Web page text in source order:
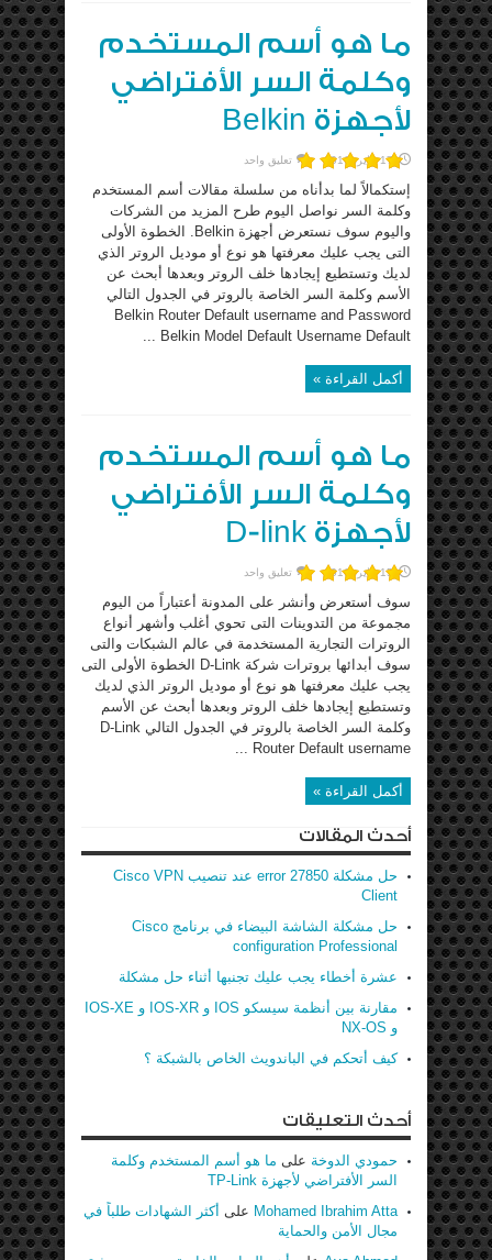
ما هو أسم المستخدم
وكلمة السر الأفتراضي
لأجهزة Belkin
17 يناير، 2016 تعليق واحد
إستكمالاً لما بدأناه من سلسلة مقالات أسم المستخدم
وكلمة السر نواصل اليوم طرح المزيد من الشركات
واليوم سوف نستعرض أجهزة Belkin. الخطوة الأولى
التى يجب عليك معرفتها هو نوع أو موديل الروتر الذي
لديك وتستطيع إيجادها خلف الروتر وبعدها أبحث عن
الأسم وكلمة السر الخاصة بالروتر في الجدول التالي
Belkin Router Default username and Password
Belkin Model Default Username Default ...
أكمل القراءة »
ما هو أسم المستخدم
وكلمة السر الأفتراضي
لأجهزة D-link
15 يناير، 2016 تعليق واحد
سوف أستعرض وأنشر على المدونة أعتباراً من اليوم
مجموعة من التدوينات التى تحوي أغلب وأشهر أنواع
الروترات التجارية المستخدمة في عالم الشبكات والتى
سوف أبدائها بروترات شركة D-Link الخطوة الأولى التى
يجب عليك معرفتها هو نوع أو موديل الروتر الذي لديك
وتستطيع إيجادها خلف الروتر وبعدها أبحث عن الأسم
وكلمة السر الخاصة بالروتر في الجدول التالي D-Link
Router Default username ...
أكمل القراءة »
أحدث المقالات
حل مشكلة error 27850 عند تنصيب Cisco VPN
Client
حل مشكلة الشاشة البيضاء في برنامج Cisco
configuration Professional
عشرة أخطاء يجب عليك تجنبها أثناء حل مشكلة
مقارنة بين أنظمة سيسكو IOS و IOS-XR و IOS-XE
و NX-OS
كيف أتحكم في الباندويث الخاص بالشبكة ؟
أحدث التعليقات
حمودي الدوخة على ما هو أسم المستخدم وكلمة
السر الأفتراضي لأجهزة TP-Link
Mohamed Ibrahim Atta على أكثر الشهادات طلباً في
مجال الأمن والحماية